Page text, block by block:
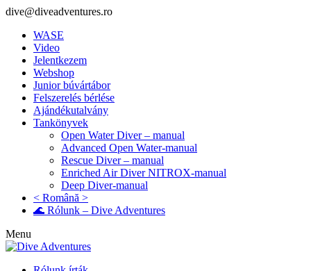
dive@diveadventures.ro
WASE
Video
Jelentkezem
Webshop
Junior búvártábor
Felszerelés bérlése
Ajándékutalvány
Tankönyvek
Open Water Diver – manual
Advanced Open Water-manual
Rescue Diver – manual
Enriched Air Diver NITROX-manual
Deep Diver-manual
< Română >
🌊 Rólunk – Dive Adventures
Menu